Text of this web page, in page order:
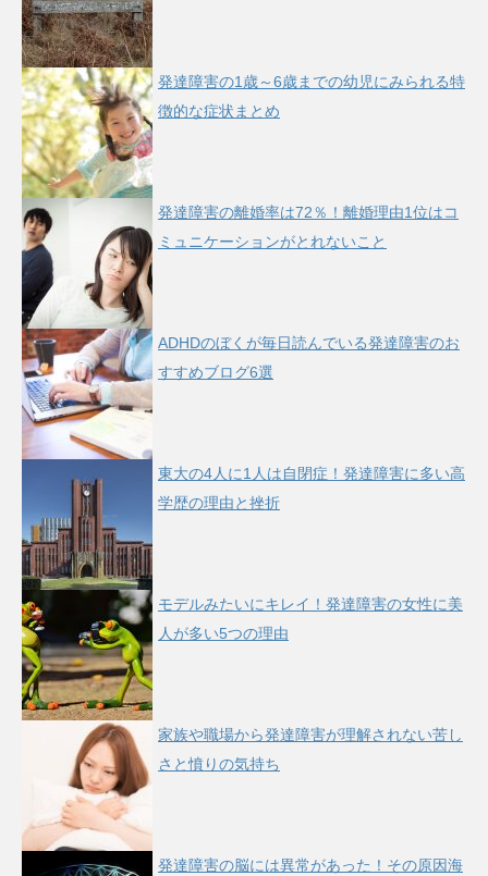
発達障害の1歳～6歳までの幼児にみられる特
徴的な症状まとめ
発達障害の離婚率は72％！離婚理由1位はコ
ミュニケーションがとれないこと
ADHDのぼくが毎日読んでいる発達障害のお
すすめブログ6選
東大の4人に1人は自閉症！発達障害に多い高
学歴の理由と挫折
モデルみたいにキレイ！発達障害の女性に美
人が多い5つの理由
家族や職場から発達障害が理解されない苦し
さと憤りの気持ち
発達障害の脳には異常があった！その原因海